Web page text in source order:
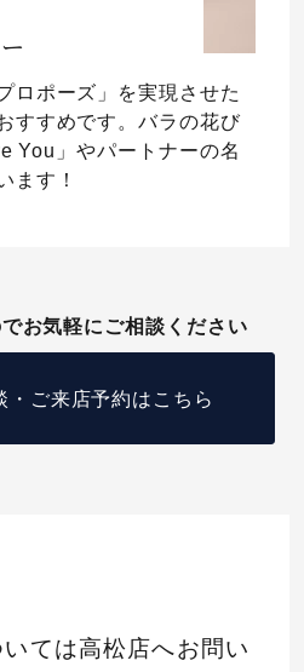
ロポーズ」を実現させた
すすめです。バラの花び
You」やパートナーの名
ます！
お気軽にご相談ください
・ご来店予約はこちら
ては高松店へお問い